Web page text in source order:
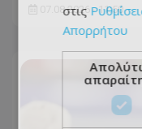
07.08.2026 - 11:50
στις
Απορρήτου